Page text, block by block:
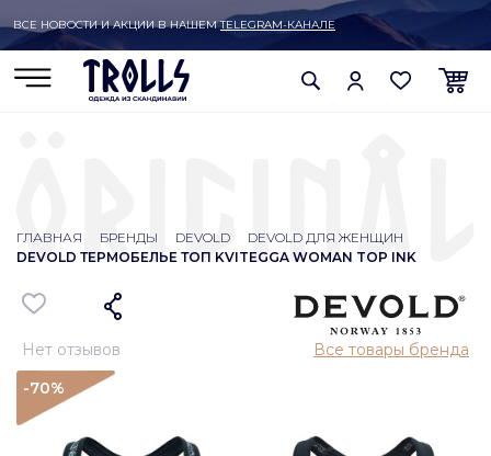
ВСЕ НОВОСТИ И АКЦИИ В НАШЕМTELEGRAM-КАНАЛЕ
ГЛАВНАЯ БРЕНДЫ DEVOLD
DEVOLD ДЛЯ ЖЕНЩИН
DEVOLD ТЕРМОБЕЛЬЕ ТОП KVITEGGA WOMAN TOP INK
Нет отзывов
Все товары бренда
-70%